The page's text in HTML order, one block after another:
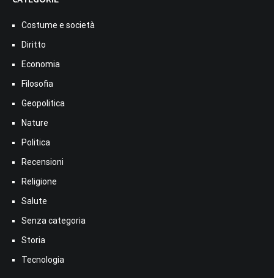
Costume e società
Diritto
Economia
Filosofia
Geopolitica
Nature
Politica
Recensioni
Religione
Salute
Senza categoria
Storia
Tecnologia